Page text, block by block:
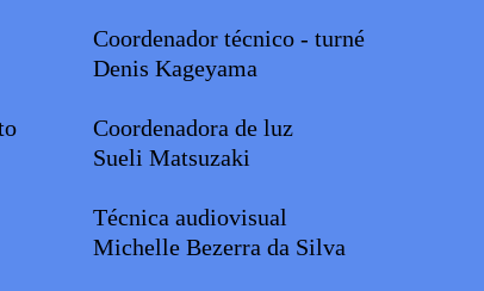
Coordenador técnico - turné
Denis Kageyama
Coordenadora de luz
Sueli Matsuzaki
Técnica audiovisual
Michelle Bezerra da Silva